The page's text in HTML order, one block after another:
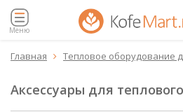
Меню
Главная  Тепловое оборудование
Аксессуары для